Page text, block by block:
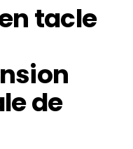
tacle
de